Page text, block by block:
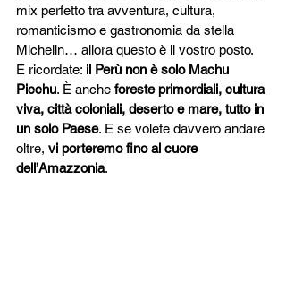
mix perfetto tra avventura, cultura,
romanticismo e gastronomia da stella
Michelin… allora questo è il vostro posto.
E ricordate: il Perù non è solo Machu
Picchu. È anche foreste primordiali, cultura
viva, città coloniali, deserto e mare, tutto in
un solo Paese. E se volete davvero andare
oltre, vi porteremo fino al cuore
dell’Amazzonia.